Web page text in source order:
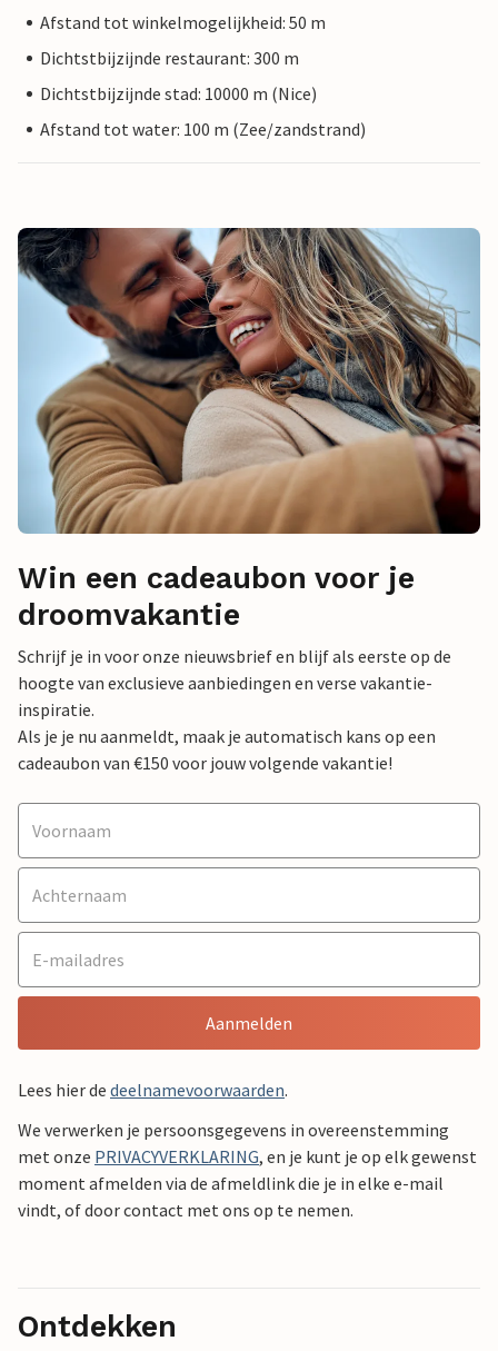
Afstand tot winkelmogelijkheid: 50 m
Dichtstbijzijnde restaurant: 300 m
Dichtstbijzijnde stad: 10000 m (Nice)
Afstand tot water: 100 m (Zee/zandstrand)
Win een cadeaubon voor je
droomvakantie
Schrijf je in voor onze nieuwsbrief en blijf als eerste op de
hoogte van exclusieve aanbiedingen en verse vakantie-
inspiratie.
Als je je nu aanmeldt, maak je automatisch kans op een
cadeaubon van €150 voor jouw volgende vakantie!
Aanmelden
Lees hier de deelnamevoorwaarden.
We verwerken je persoonsgegevens in overeenstemming
met onze PRIVACYVERKLARING, en je kunt je op elk gewenst
moment afmelden via de afmeldlink die je in elke e-mail
vindt, of door contact met ons op te nemen.
Ontdekken